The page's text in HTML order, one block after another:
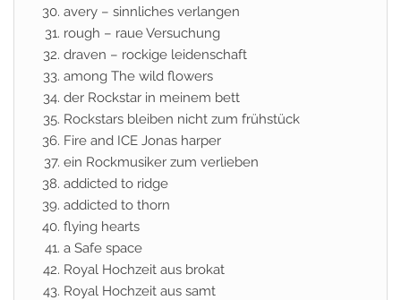
avery – sinnliches verlangen
rough – raue Versuchung
draven – rockige leidenschaft
among The wild flowers
der Rockstar in meinem bett
Rockstars bleiben nicht zum frühstück
Fire and ICE Jonas harper
ein Rockmusiker zum verlieben
addicted to ridge
addicted to thorn
flying hearts
a Safe space
Royal Hochzeit aus brokat
Royal Hochzeit aus samt